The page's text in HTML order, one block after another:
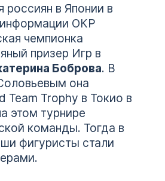
россиян в Японии в
ОКР
чемпионка
призер Игр в
Боброва. В
она
Team Trophy в Токио в
этом турнире
команды. Тогда в
фигуристы стали